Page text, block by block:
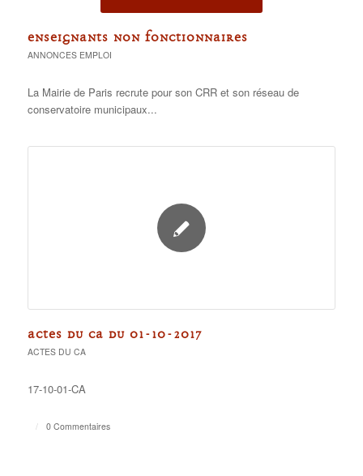
ENSEIGNANTS NON FONCTIONNAIRES
ANNONCES EMPLOI
La Mairie de Paris recrute pour son CRR et son réseau de
conservatoire municipaux...
ACTES DU CA DU 01-10-2017
ACTES DU CA
17-10-01-CA
/ 0 Commentaires